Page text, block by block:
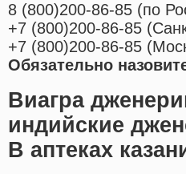
8 (800)200-86-85 (по
+7 (800)200-86-85 (
+7 (800)200-86-85 (
Обязательно
Виагра
индийские
В аптеках